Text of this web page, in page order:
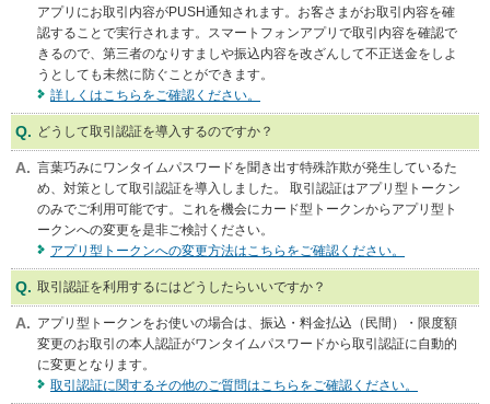
動
ま
アプリにお取引内容がPUSH通知されます。お客さまがお取引内容を確
認することで実行されます。スマートフォンアプリで取引内容を確認で
きるので、第三者のなりすましや振込内容を改ざんして不正送金をしよ
うとしても未然に防ぐことができます。
詳しくはこちらをご確認ください。
どうして取引認証を導入するのですか？
言葉巧みにワンタイムパスワードを聞き出す特殊詐欺が発生しているた
め、対策として取引認証を導入しました。 取引認証はアプリ型トークン
のみでご利用可能です。これを機会にカード型トークンからアプリ型ト
ークンへの変更を是非ご検討ください。
アプリ型トークンへの変更方法はこちらをご確認ください。
取引認証を利用するにはどうしたらいいですか？
アプリ型トークンをお使いの場合は、振込・料金払込（民間）・限度額
変更のお取引の本人認証がワンタイムパスワードから取引認証に自動的
に変更となります。
取引認証に関するその他のご質問はこちらをご確認ください。